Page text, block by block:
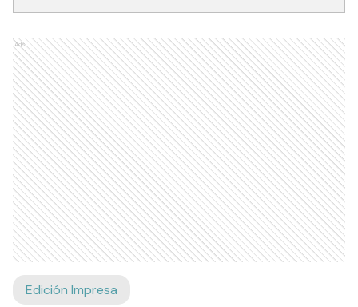
Ads
Edición Impresa